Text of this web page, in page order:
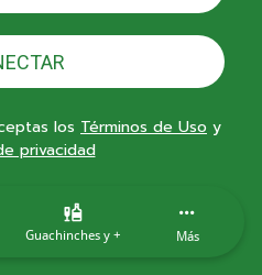
los Términos de Uso y
privacidad
Guachinches y + Más